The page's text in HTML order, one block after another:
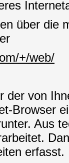
über die
+/web/
der von
Browser
Aus
erfasst.